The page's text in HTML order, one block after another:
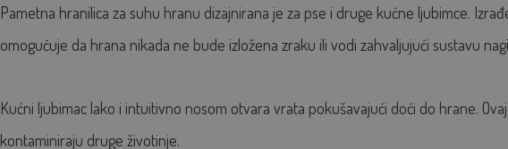
Pametna hranilica za suhu hranu dizajnirana je za pse i druge kućne ljubimce.
omogućuje da hrana nikada ne bude izložena zraku ili vodi zahvaljujući sustavu
Kućni ljubimac lako i intuitivno nosom otvara vrata pokušavajući doći do hrane.
kontaminiraju druge životinje.